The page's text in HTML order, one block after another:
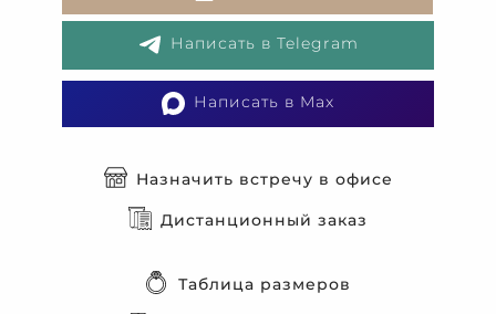
Написать в Telegram
Написать в Max
Назначить встречу в офисе
Дистанционный заказ
Таблица размеров